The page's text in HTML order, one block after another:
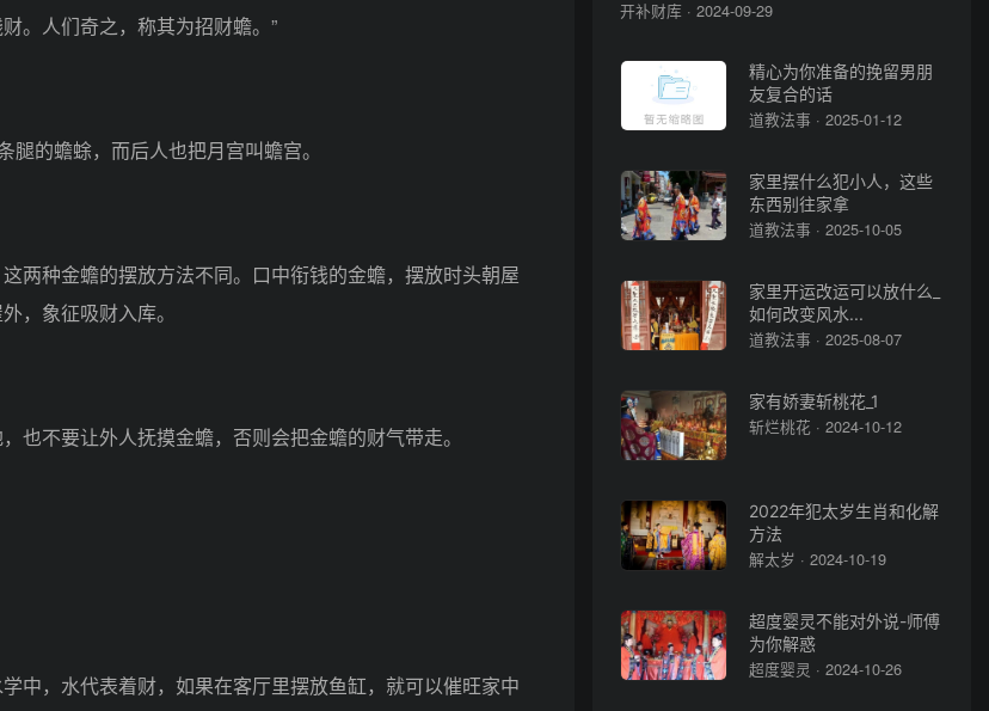
。人们奇之，称其为招财蟾。”
的蟾蜍，而后人也把月宫叫蟾宫。
种金蟾的摆放方法不同。口中衔钱的金蟾，摆放时头朝屋
，象征吸财入库。
不要让外人抚摸金蟾，否则会把金蟾的财气带走。
，水代表着财，如果在客厅里摆放鱼缸，就可以催旺家中
开补财库 · 2024-09-29
精心为你准备的挽留男朋
友复合的话
道教法事 · 2025-01-12
家里摆什么犯小人，这些
东西别往家拿
道教法事 · 2025-10-05
家里开运改运可以放什么_
如何改变风水...
道教法事 · 2025-08-07
家有娇妻斩桃花_1
斩烂桃花 · 2024-10-12
2022年犯太岁生肖和化解
方法
解太岁 · 2024-10-19
超度婴灵不能对外说-师傅
为你解惑
超度婴灵 · 2024-10-26